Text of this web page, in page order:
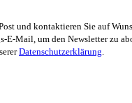
und kontaktieren Sie auf
E-Mail, um den Newsletter zu
Datenschutzerklärung.